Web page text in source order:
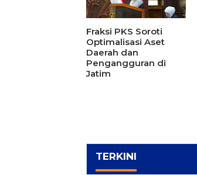
Fraksi PKS Soroti
Optimalisasi Aset
Daerah dan
Pengangguran di
Jatim
TERKINI